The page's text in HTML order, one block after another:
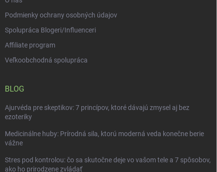
Podmienky ochrany osobných údajov
Spolupráca Blogeri/Influenceri
Affiliate program
Veľkoobchodná spolupráca
BLOG
Ajurvéda pre skeptikov: 7 princípov, ktoré dávajú zmysel aj bez
ezoteriky
Medicinálne huby: Prírodná sila, ktorú moderná veda konečne berie
vážne
Stres pod kontrolou: čo sa skutočne deje vo vašom tele a 7 spôsobov,
ako ho prirodzene zvládať